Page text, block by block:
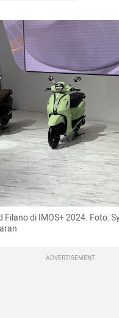
Filano di IMOS+ 2024. Foto:
ADVERTISEMENT